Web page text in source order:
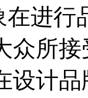
在进
众所
设计